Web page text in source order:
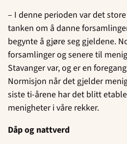
– I denne perioden var det
tanken om å danne
begynte å gjøre seg gjeldene.
forsamlinger og senere til
Stavanger var, og er en
Normisjon når det gjelder
siste ti-årene har det blitt
menigheter i våre rekker.
Dåp og nattverd